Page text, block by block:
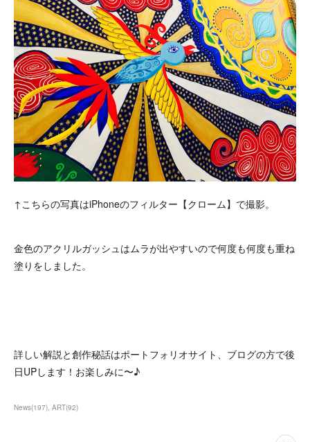
↑こちらの写真はiPhoneのフィルター【クローム】で撮影。
金色のアクリルガッシュはムラが出やすいので何度も何度も重ね
塗りをしました。
詳しい解説と創作秘話はポートフォリオサイト、ブログの方で後
日UPします！お楽しみに〜♪
News(197) ART(92)